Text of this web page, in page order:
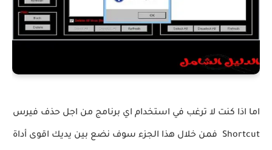
اما اذا كنت لا ترغب في استخدام اي برنامج من اجل حذف فيرس
Shortcut فمن خلال هذا الجزء سوف نضع بين يديك اقوى أداة